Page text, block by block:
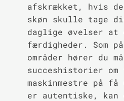
afskrækket, hvis
skøn skulle tage
daglige øvelser at
færdigheder. Som
områder hører du
succeshistorier
maskinmestre på få
er autentiske, kan